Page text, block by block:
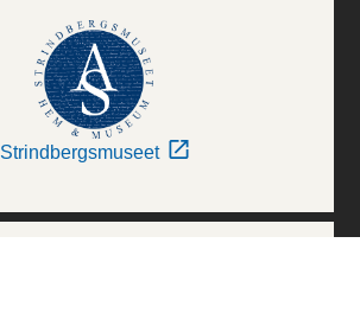
Strindbergsmuseet